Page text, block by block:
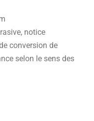
notice
conversion de
selon le sens des